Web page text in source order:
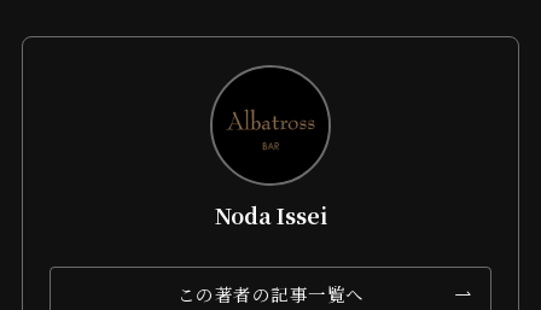
Noda Issei
この著者の記事一覧へ